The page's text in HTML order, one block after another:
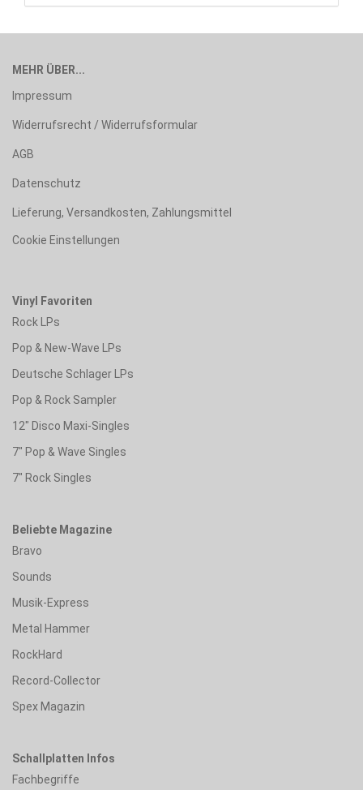
MEHR ÜBER...
Impressum
Widerrufsrecht / Widerrufsformular
AGB
Datenschutz
Lieferung, Versandkosten, Zahlungsmittel
Cookie Einstellungen
Vinyl Favoriten
Rock LPs
Pop & New-Wave LPs
Deutsche Schlager LPs
Pop & Rock Sampler
12" Disco Maxi-Singles
7" Pop & Wave Singles
7" Rock Singles
Beliebte Magazine
Bravo
Sounds
Musik-Express
Metal Hammer
RockHard
Record-Collector
Spex Magazin
Schallplatten Infos
Fachbegriffe